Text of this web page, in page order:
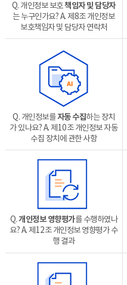
Q. 개인정보 보호책임자 및 담당자
는 누구인가요?A. 제8조 개인정보
보호책임자 및 담당자 연락처
Q. 개인정보를자동 수집하는 장치
가 있나요?A. 제10조 개인정보 자동
수집 장치에 관한 사항
Q.개인정보 영향평가를 수행하였나
요?A. 제12조 개인정보 영향평가 수
행 결과